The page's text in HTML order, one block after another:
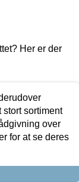
Her er der
sortiment
over
for at se deres